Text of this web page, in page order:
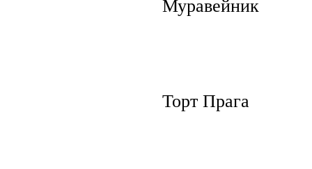
Торт Прага